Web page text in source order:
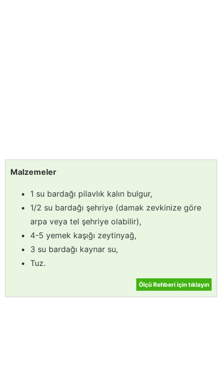
Malzemeler
1 su bardağı pilavlık kalın bulgur,
1/2 su bardağı şehriye (damak zevkinize göre
arpa veya tel şehriye olabilir),
4-5 yemek kaşığı zeytinyağ,
3 su bardağı kaynar su,
Tuz.
Ölçü Rehberi için tıklayın